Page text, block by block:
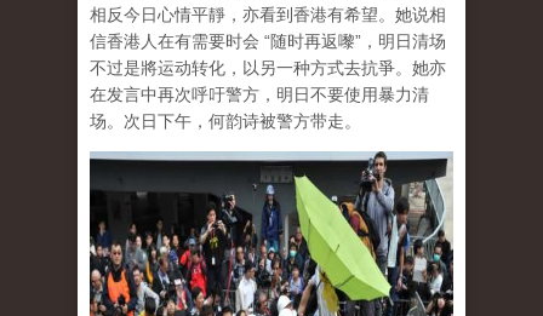
相反今日心情平靜，亦看到香港有希望。她说相
信香港人在有需要时会 “随时再返嚟”，明日清场
不过是將运动转化，以另一种方式去抗爭。她亦
在发言中再次呼吁警方，明日不要使用暴力清
场。次日下午，何韵诗被警方带走。